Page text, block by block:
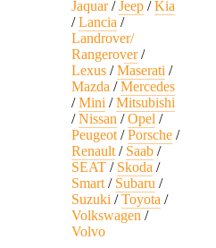
Jaquar/Jeep /Kia
/Lancia /
Landrover/
Rangerover/
Lexus /Maserati /
Mazda /Mercedes
/Mini /Mitsubishi
/Nissan /Opel /
Peugeot /Porsche /
Renault / Saab /
SEAT / Skoda /
Smart / Subaru /
Suzuki /Toyota /
Volkswagen /
Volvo